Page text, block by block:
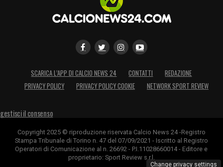
SCARICA L’APP DI CALCIO NEWS 24 CONTATTI
REDAZIONE
PRIVACY POLICY
PRIVACY POLICY COOKIE NETWORK SPORT REVIEW
gestisci il consenso
Copyright 2025 © riproduzione riservata Calcio News 24 -Registro
Stampa Tribunale di Torino n. 47 del 07/09/2021 - Iscritto al Registro
Operatori di Comunicazione al n. 26692 - P.I.11028660014 - Editore e
proprietario: Sport Review s.r.l.
Change privacy settings